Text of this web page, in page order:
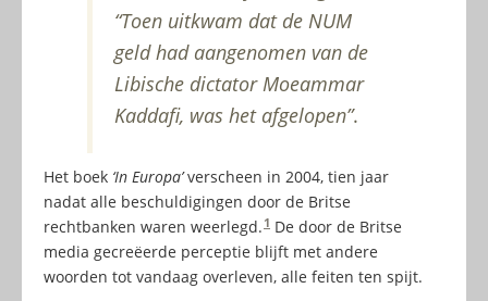
“Toen uitkwam dat de NUM
geld had aangenomen van de
Libische dictator Moeammar
Kaddafi, was het afgelopen”.
Het boek ‘In Europa’verscheen in 2004, tien jaar
nadat alle beschuldigingen door de Britse
rechtbanken waren weerlegd. 1 De door de Britse
media gecreëerde perceptie blijft met andere
woorden tot vandaag overleven, alle feiten ten spijt.